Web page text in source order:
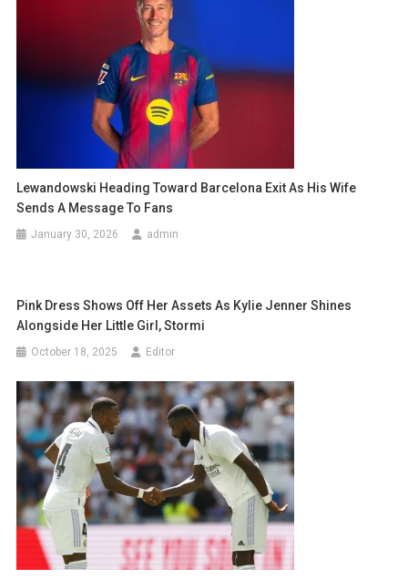
Lewandowski Heading Toward Barcelona Exit As His Wife
Sends A Message To Fans
January 30, 2026 admin
Pink Dress Shows Off Her Assets As Kylie Jenner Shines
Alongside Her Little Girl, Stormi
October 18, 2025 Editor